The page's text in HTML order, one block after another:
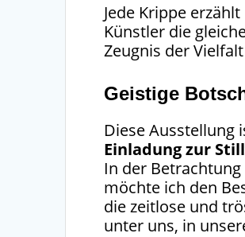
Jede Krippe
Künstler die
Zeugnis der
Geistige
Diese Ausstellung
Einladung zur
In der
möchte ich den
die zeitlose und
unter uns, in